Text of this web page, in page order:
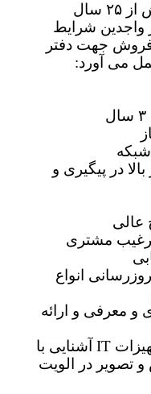
یک شرکت مهندسی IT با بیش از ۲۵ سال
شرایط
جهت دفتر
آورد:
در پیگیری و
مشتری
انواع
و ارائه
🔴 سابقه فروش در حوزه تجهیزات IT آشنایی با
در الویت